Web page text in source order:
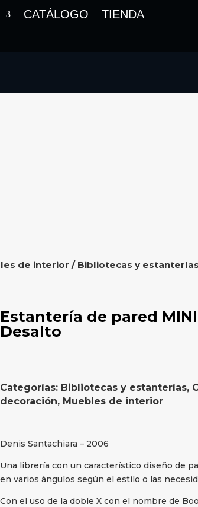
CATÁLOGO
TIENDA
de interior / Bibliotecas y estanterías
Estantería de pared MINI
Desalto
Categorías: Bibliotecas y estanterías,
decoración, Muebles de interior
Denis Santachiara – 2006
Una librería con un característico diseño de
en varios ángulos según el estilo o las
Con el uso de la doble X con el nombre de